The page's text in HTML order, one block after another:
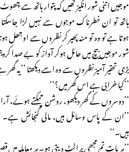
موجیں اتنی شور انگیز تھیں کہ پتوار ہاتھ سے
ہاتھ تو ان خطرناک موجوں سے نہیں لڑا
ہوتا ہے تو وہ تو منہ پھیر کر نظروں سے اوجھل
شور موجیں بیچ میں حائل ہوکر آواز کو بے صدا
بڑی تحقیر آمیز نظروں سے وہ اسے دیکھتا ’’یہ
’’کیا خرابی ہے اس گھر میں؟‘‘
’’دوسروں کے گھر دیکھو، روشن چمکتے ہوئے،
’’ان کے پاس وسائل ہیں، مالی گنجائش ہے۔
ہیں۔‘‘
’’ہر بات تم مجھی پر الٹ دیتی ہو۔ ہر معاملہ